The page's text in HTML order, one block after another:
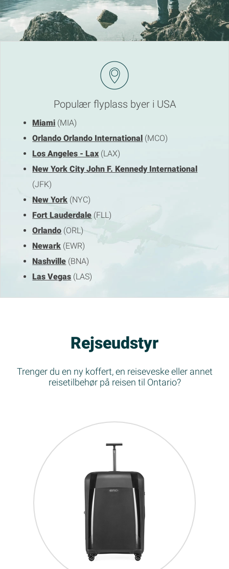
Populær flyplass byer i USA
Miami (MIA)
Orlando Orlando International (MCO)
Los Angeles - Lax (LAX)
New York City John F. Kennedy International
(JFK)
New York (NYC)
Fort Lauderdale (FLL)
Orlando (ORL)
Newark (EWR)
Nashville (BNA)
Las Vegas (LAS)
Rejseudstyr
Trenger du en ny koffert, en reiseveske eller annet
reisetilbehør på reisen til Ontario?